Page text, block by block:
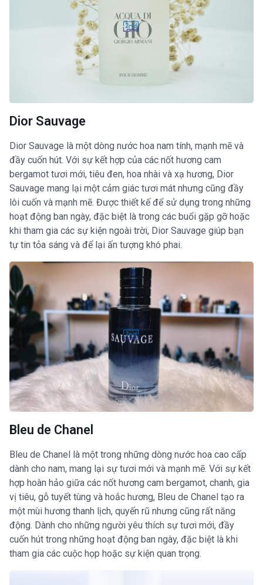
Dior Sauvage
Dior Sauvage là một dòng nước hoa nam tính, mạnh mẽ và
đầy cuốn hút. Với sự kết hợp của các nốt hương cam
bergamot tươi mới, tiêu đen, hoa nhài và xạ hương, Dior
Sauvage mang lại một cảm giác tươi mát nhưng cũng đầy
lôi cuốn và mạnh mẽ. Được thiết kế để sử dụng trong những
hoạt động ban ngày, đặc biệt là trong các buổi gặp gỡ hoặc
khi tham gia các sự kiện ngoài trời, Dior Sauvage giúp bạn
tự tin tỏa sáng và để lại ấn tượng khó phai.
Bleu de Chanel
Bleu de Chanel là một trong những dòng nước hoa cao cấp
dành cho nam, mang lại sự tươi mới và mạnh mẽ. Với sự kết
hợp hoàn hảo giữa các nốt hương cam bergamot, chanh, gia
vị tiêu, gỗ tuyết tùng và hoắc hương, Bleu de Chanel tạo ra
một mùi hương thanh lịch, quyến rũ nhưng cũng rất năng
động. Dành cho những người yêu thích sự tươi mới, đầy
cuốn hút trong những hoạt động ban ngày, đặc biệt là khi
tham gia các cuộc họp hoặc sự kiện quan trọng.